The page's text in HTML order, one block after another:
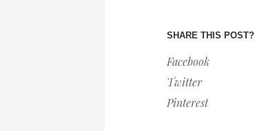
SHARE THIS POST?
Facebook
Twitter
Pinterest